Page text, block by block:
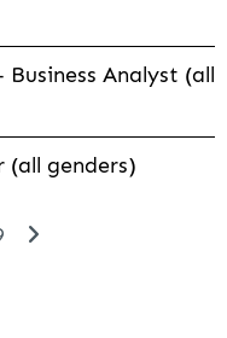
Analyst (all
(all genders)